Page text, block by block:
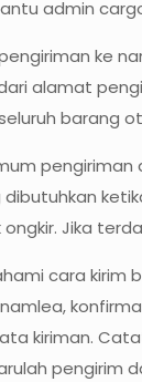
admin
ke
alamat
barang
ongkir. Jika
cara kirim
kiriman.
pengirim